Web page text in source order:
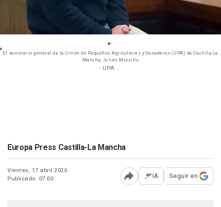
El secretario general de la Unión de Pequeños Agricultores y Ganaderos (UPA) de Castilla-La
Mancha, Julián Morcillo
- UPA
Europa Press Castilla-La Mancha
Viernes, 17 abril 2026
Publicado: 07:00
Abrir opciones para
IA Seguir en